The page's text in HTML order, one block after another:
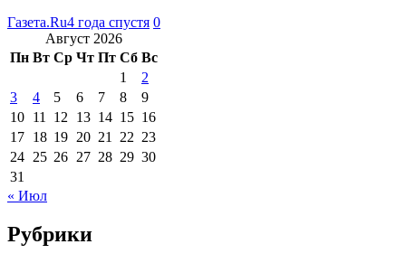
Газета.Ru4 года спустя 0
Август 2026
Пн Вт Ср Чт Пт Сб Вс
1
2
3
4 5 6 7 8
9
10 11 12 13 14 15 16
17 18 19 20 21 22 23
24 25 26 27 28 29 30
31
« Июл
Рубрики